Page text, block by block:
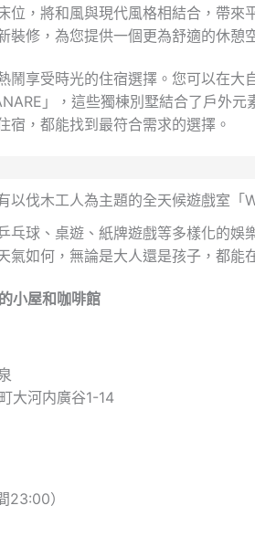
位，將和風與現代風格相結合，帶
修，為您提供一個更為舒適的休憩
鬧享受時光的住宿選擇。您可以在
」，這些獨棟別墅結合了戶外
宿，都能找到最符合需求的選擇。
伐木工人為主題的全天候遊戲室「
乓球、桌遊、紙牌遊戲等多樣化的
氣如何，無論是大人還是孩子，都
小屋和咖啡館
大河内廣谷1-14
23:00）